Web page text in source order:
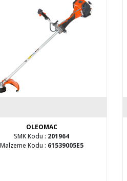
OLEOMAC
SMK Kodu : 201964
Malzeme Kodu : 61539005E5